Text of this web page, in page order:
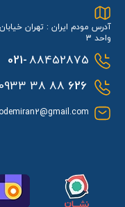
آدرس مودم ایران : تهران
واحد 3
021-88452875
626
88 38 0933